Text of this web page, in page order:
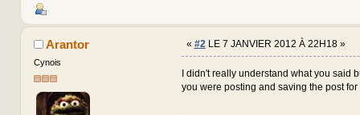
Arantor
Cynois
« #2LE 7 JANVIER 2012 À 22H18 »
I didn't really understand what you said
you were posting and saving the post for